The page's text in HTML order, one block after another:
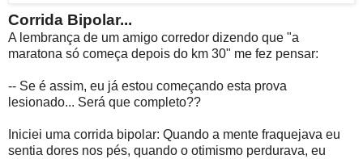
Corrida Bipolar...
A lembrança de um amigo corredor dizendo que "a
maratona só começa depois do km 30" me fez pensar:
-- Se é assim, eu já estou começando esta prova
lesionado... Será que completo??
Iniciei uma corrida bipolar: Quando a mente fraquejava eu
sentia dores nos pés, quando o otimismo perdurava, eu